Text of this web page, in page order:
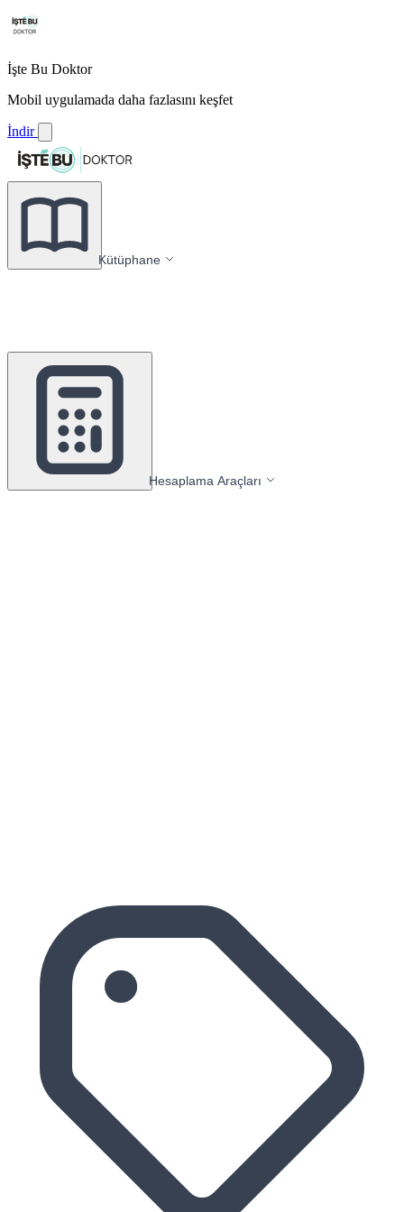
İşte Bu Doktor
Mobil uygulamada daha fazlasını keşfet
İndir
Kütüphane
Hesaplama Araçları